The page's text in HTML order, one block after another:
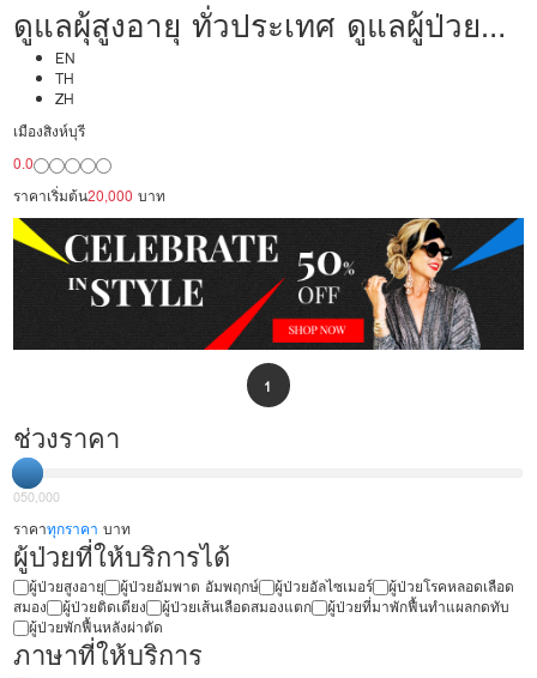
ดูแลผุ้สูงอายุ ทั่วประเทศ ดูแลผู้ป่วย
20,000/เดือน มืออาชีพ ได้ภาษา รับ
ต่างชาติ
EN
TH
ZH
เมืองสิงห์บุรี
0.0
ราคาเริ่มต้น20,000 บาท
1
ช่วงราคา
050,000
ราคาทุกราคา บาท
ผู้ป่วยที่ให้บริการได้
ผู้ป่วยสูงอายุ ผู้ป่วยอัมพาต อัมพฤกษ์ ผู้ป่วยอัลไซเมอร์
ผู้ป่วยโรคหลอดเลือด
สมอง
ผู้ป่วยติดเตียง ผู้ป่วยเส้นเลือดสมองแตก
ผู้ป่วยที่มาพักฟื้นทำแผลกดทับ
ผู้ป่วยพักฟื้นหลังผ่าตัด
ภาษาที่ให้บริการ